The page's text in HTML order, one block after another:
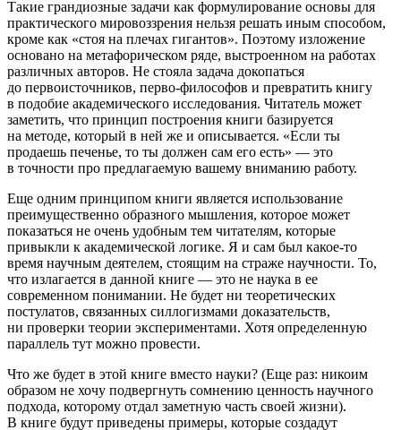
Такие грандиозные задачи как формулирование основы для
практического мировоззрения нельзя решать иным способом,
кроме как «стоя на плечах гигантов». Поэтому изложение
основано на метафорическом ряде, выстроенном на работах
различных авторов. Не стояла задача докопаться
до первоисточников, перво-философов и превратить книгу
в подобие академического исследования. Читатель может
заметить, что принцип построения книги базируется
на методе, который в ней же и описывается. «Если ты
продаешь печенье, то ты должен сам его есть» — это
в точности про предлагаемую вашему вниманию работу.
Еще одним принципом книги является использование
преимущественно образного мышления, которое может
показаться не очень удобным тем читателям, которые
привыкли к академической логике. Я и сам был какое-то
время научным деятелем, стоящим на страже научности. То,
что излагается в данной книге — это не наука в ее
современном понимании. Не будет ни теоретических
постулатов, связанных силлогизмами доказательств,
ни проверки теории экспериментами. Хотя определенную
параллель тут можно провести.
Что же будет в этой книге вместо науки? (Еще раз: никоим
образом не хочу подвергнуть сомнению ценность научного
подхода, которому отдал заметную часть своей жизни).
В книге будут приведены примеры, которые создадут